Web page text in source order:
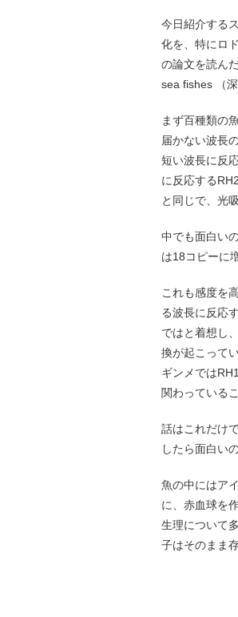
今日紹介する
化を、特にロ
の論文を読ん
sea fishes （
まず百種類の
届かない波長
短い波長に反
に反応する
と同じで、光
中でも面白い
は18コピーに
これも感度を
る波長に反応
ではと着想し
換が起こって
ギンメでは
関わっている
話はこれだけ
したら面白い
魚の中にはア
に、赤血球を
生理について
子はそのまま